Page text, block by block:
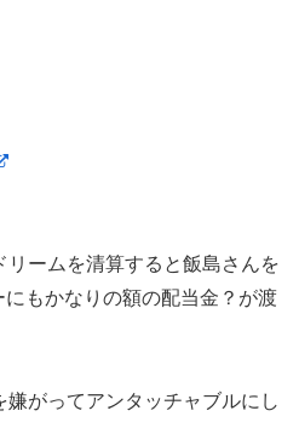
ームを清算すると飯島さんを
もかなりの額の配当金？が渡
がってアンタッチャブルにし